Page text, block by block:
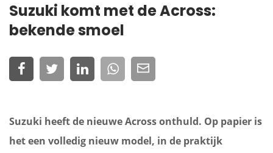
Suzuki komt met de Across:
bekende smoel
Suzuki heeft de nieuwe Across onthuld. Op papier is
het een volledig nieuw model, in de praktijk